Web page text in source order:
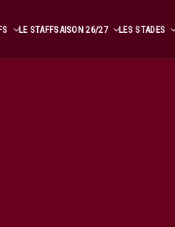
LE STAFFSAISON 26/27 LES STADES